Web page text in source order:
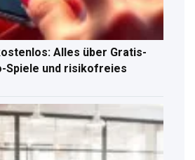
Alles über Gratis-
Spiele und risikofreies